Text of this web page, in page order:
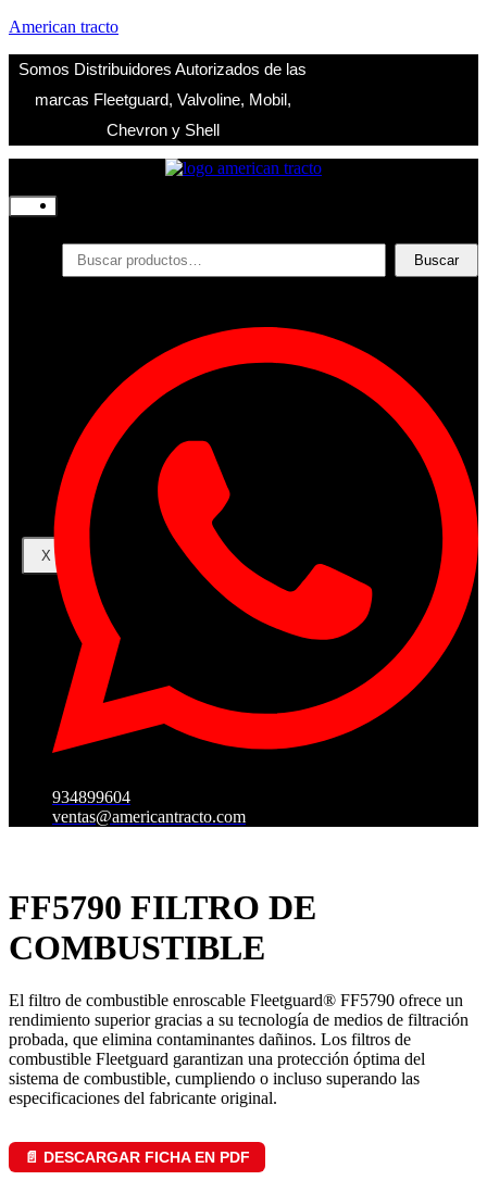
American tracto
Somos Distribuidores Autorizados de las
marcas Fleetguard, Valvoline, Mobil,
Chevron y Shell
Productos
Filtros
Contacto
Acceder
Iniciar Sesion
Registro
Restablecer la contraseña
X
Buscar
934899604
ventas@americantracto.com
FF5790 FILTRO DE
COMBUSTIBLE
El filtro de combustible enroscable Fleetguard® FF5790 ofrece un
rendimiento superior gracias a su tecnología de medios de filtración
probada, que elimina contaminantes dañinos. Los filtros de
combustible Fleetguard garantizan una protección óptima del
sistema de combustible, cumpliendo o incluso superando las
especificaciones del fabricante original.
📄 DESCARGAR FICHA EN PDF